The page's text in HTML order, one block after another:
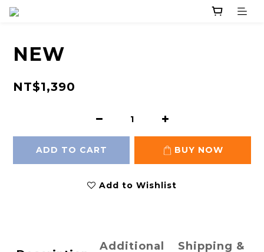
NEW
NT$1,390
ADD TO CART BUY NOW
Add to Wishlist
Additional
Shipping &